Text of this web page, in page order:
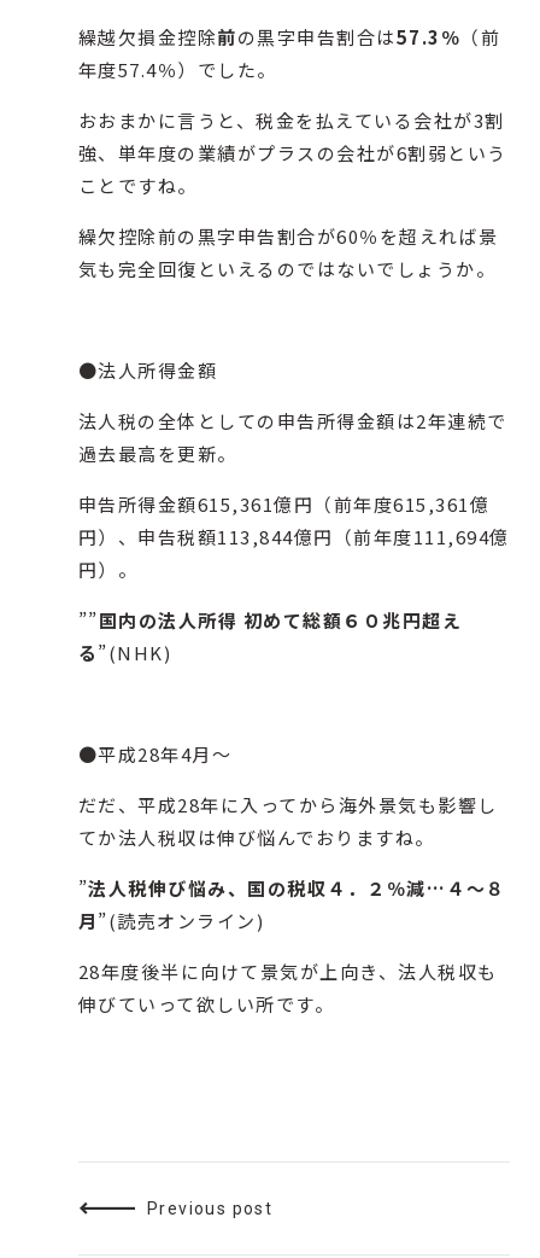
繰越欠損金控除前の黒字申告割合は57.3％ （前
年度57.4％）でした。
おおまかに言うと、税金を払えている会社が3割
強、単年度の業績がプラスの会社が6割弱という
ことですね。
繰欠控除前の黒字申告割合が60％を超えれば景
気も完全回復といえるのではないでしょうか。
●法人所得金額
法人税の全体としての申告所得金額は2年連続で
過去最高を更新。
申告所得金額615,361億円（前年度615,361億
円）、申告税額113,844億円（前年度111,694億
円）。
””国内の法人所得 初めて総額６０兆円超え
る”(NHK)
●平成28年4月～
だだ、平成28年に入ってから海外景気も影響し
てか法人税収は伸び悩んでおりますね。
”法人税伸び悩み、国の税収４．２％減…４～８
月”(読売オンライン)
28年度後半に向けて景気が上向き、法人税収も
伸びていって欲しい所です。
Previous post